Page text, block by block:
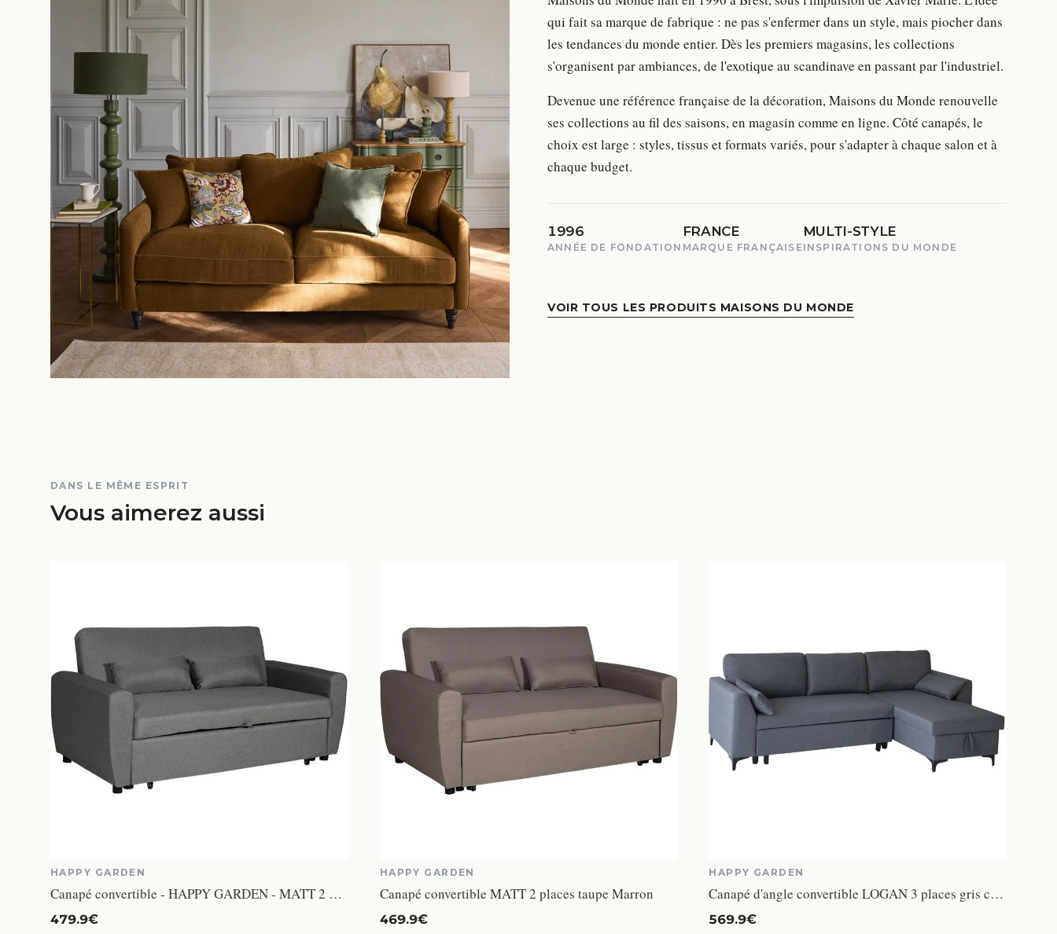
qui fait sa marque de fabrique : ne pas s'enfermer dans un style, mais piocher dans
les tendances du monde entier. Dès les premiers magasins, les collections
s'organisent par ambiances, de l'exotique au scandinave en passant par l'industriel.
Devenue une référence française de la décoration, Maisons du Monde renouvelle
ses collections au fil des saisons, en magasin comme en ligne. Côté canapés, le
choix est large : styles, tissus et formats variés, pour s'adapter à chaque salon et à
chaque budget.
1996
ANNÉE DE FONDATION
FRANCE
MARQUE FRANÇAISE
MULTI-STYLE
INSPIRATIONS DU MONDE
VOIR TOUS LES PRODUITS MAISONS DU MONDE
DANS LE MÊME ESPRIT
Vous aimerez aussi
HAPPY GARDEN
Canapé convertible - HAPPY GARDEN - MATT 2 places - Gris - Tissu - Couchage occasionnel
479.9€
HAPPY GARDEN
Canapé convertible MATT 2 places taupe Marron
469.9€
HAPPY GARDEN
Canapé d'angle convertible LOGAN 3 places gris chiné - HAPPY GARDEN - Réversible - Tissu - Moelleux
569.9€